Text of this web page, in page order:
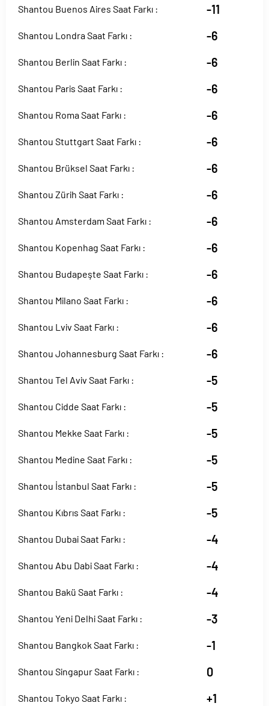
Shantou Buenos Aires Saat Farkı : -11
Shantou Londra Saat Farkı : -6
Shantou Berlin Saat Farkı : -6
Shantou Paris Saat Farkı : -6
Shantou Roma Saat Farkı : -6
Shantou Stuttgart Saat Farkı : -6
Shantou Brüksel Saat Farkı : -6
Shantou Zürih Saat Farkı : -6
Shantou Amsterdam Saat Farkı : -6
Shantou Kopenhag Saat Farkı : -6
Shantou Budapeşte Saat Farkı : -6
Shantou Milano Saat Farkı : -6
Shantou Lviv Saat Farkı : -6
Shantou Johannesburg Saat Farkı : -6
Shantou Tel Aviv Saat Farkı : -5
Shantou Cidde Saat Farkı : -5
Shantou Mekke Saat Farkı : -5
Shantou Medine Saat Farkı : -5
Shantou İstanbul Saat Farkı : -5
Shantou Kıbrıs Saat Farkı : -5
Shantou Dubai Saat Farkı : -4
Shantou Abu Dabi Saat Farkı : -4
Shantou Bakü Saat Farkı : -4
Shantou Yeni Delhi Saat Farkı : -3
Shantou Bangkok Saat Farkı : -1
Shantou Singapur Saat Farkı : 0
Shantou Tokyo Saat Farkı : +1